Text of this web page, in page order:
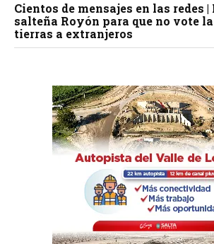
Cientos de mensajes en las redes
salteña Royón para que no vote
tierras a extranjeros